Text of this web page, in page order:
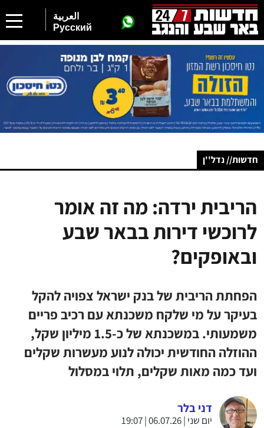
العربية
Русский
חדשות// נדל''ן
הריבית ירדה: מה זה אומר
לרוכשי דירות בבאר שבע
ובאופקים?
הפחתת הריבית של בנק ישראל צפויה להקל
בעיקר על מי שלקח משכנתא עם רכיב פריים
משמעותי. במשכנתא של כ-1.5 מיליון שקל,
ההוזלה החודשית יכולה לנוע מעשרות שקלים
ועד כמה מאות שקלים, תלוי במסלול
דני בלר
יום שני | 06.07.26 | 19:07